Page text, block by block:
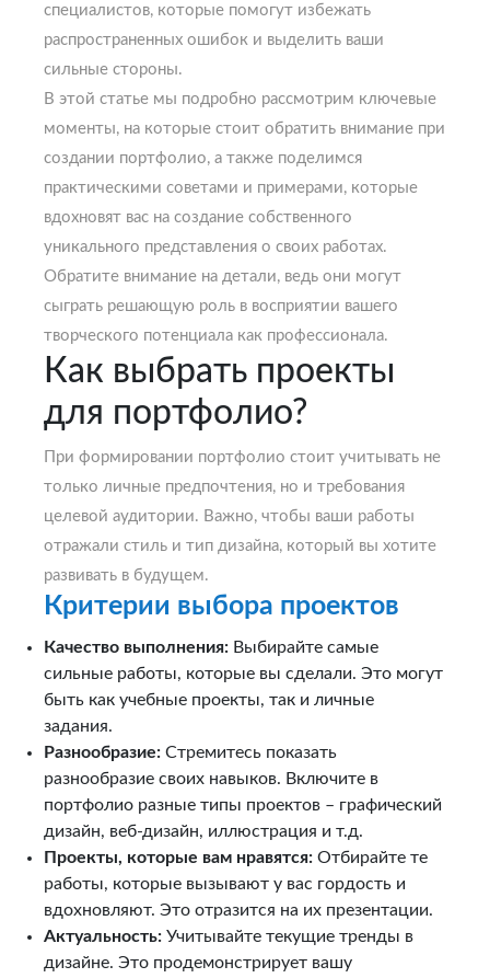
специалистов, которые помогут избежать
распространенных ошибок и выделить ваши
сильные стороны.
В этой статье мы подробно рассмотрим ключевые
моменты, на которые стоит обратить внимание при
создании портфолио, а также поделимся
практическими советами и примерами, которые
вдохновят вас на создание собственного
уникального представления о своих работах.
Обратите внимание на детали, ведь они могут
сыграть решающую роль в восприятии вашего
творческого потенциала как профессионала.
Как выбрать проекты
для портфолио?
При формировании портфолио стоит учитывать не
только личные предпочтения, но и требования
целевой аудитории. Важно, чтобы ваши работы
отражали стиль и тип дизайна, который вы хотите
развивать в будущем.
Критерии выбора проектов
Качество выполнения: Выбирайте самые
сильные работы, которые вы сделали. Это могут
быть как учебные проекты, так и личные
задания.
Разнообразие: Стремитесь показать
разнообразие своих навыков. Включите в
портфолио разные типы проектов – графический
дизайн, веб-дизайн, иллюстрация и т.д.
Проекты, которые вам нравятся: Отбирайте те
работы, которые вызывают у вас гордость и
вдохновляют. Это отразится на их презентации.
Актуальность: Учитывайте текущие тренды в
дизайне. Это продемонстрирует вашу